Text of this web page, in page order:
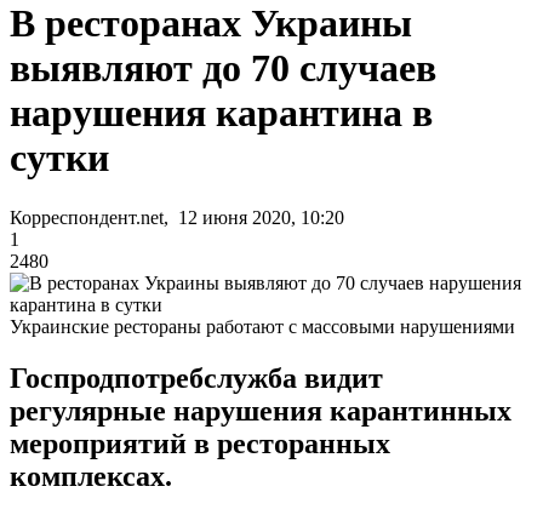
В ресторанах Украины
выявляют до 70 случаев
нарушения карантина в
сутки
Корреспондент.net, 12 июня 2020, 10:20
1
2480
Украинские рестораны работают с массовыми нарушениями
Госпродпотребслужба видит
регулярные нарушения карантинных
мероприятий в ресторанных
комплексах.